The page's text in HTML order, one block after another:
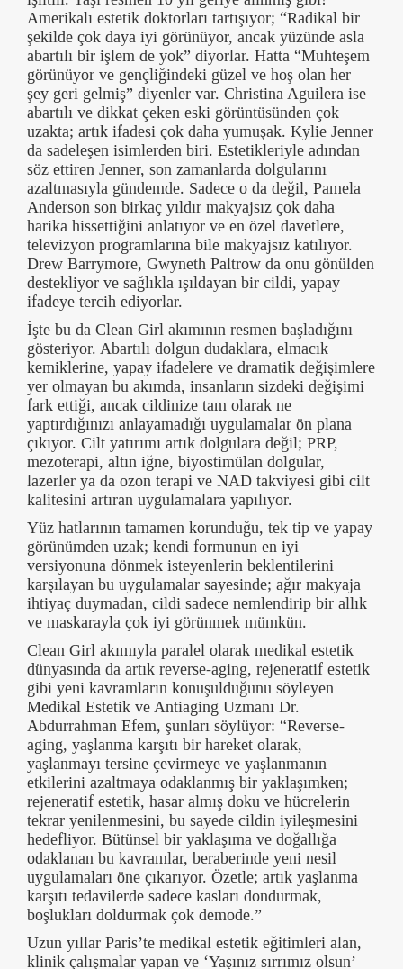
Amerikalı estetik doktorları tartışıyor; “Radikal bir
şekilde çok daya iyi görünüyor, ancak yüzünde asla
abartılı bir işlem de yok” diyorlar. Hatta “Muhteşem
görünüyor ve gençliğindeki güzel ve hoş olan her
şey geri gelmiş” diyenler var. Christina Aguilera ise
abartılı ve dikkat çeken eski görüntüsünden çok
uzakta; artık ifadesi çok daha yumuşak. Kylie Jenner
da sadeleşen isimlerden biri. Estetikleriyle adından
söz ettiren Jenner, son zamanlarda dolgularını
azaltmasıyla gündemde. Sadece o da değil, Pamela
Anderson son birkaç yıldır makyajsız çok daha
harika hissettiğini anlatıyor ve en özel davetlere,
televizyon programlarına bile makyajsız katılıyor.
Drew Barrymore, Gwyneth Paltrow da onu gönülden
destekliyor ve sağlıkla ışıldayan bir cildi, yapay
ifadeye tercih ediyorlar.
İşte bu da Clean Girl akımının resmen başladığını
gösteriyor. Abartılı dolgun dudaklara, elmacık
kemiklerine, yapay ifadelere ve dramatik değişimlere
yer olmayan bu akımda, insanların sizdeki değişimi
fark ettiği, ancak cildinize tam olarak ne
yaptırdığınızı anlayamadığı uygulamalar ön plana
çıkıyor. Cilt yatırımı artık dolgulara değil; PRP,
mezoterapi, altın iğne, biyostimülan dolgular,
lazerler ya da ozon terapi ve NAD takviyesi gibi cilt
kalitesini artıran uygulamalara yapılıyor.
Yüz hatlarının tamamen korunduğu, tek tip ve yapay
görünümden uzak; kendi formunun en iyi
versiyonuna dönmek isteyenlerin beklentilerini
karşılayan bu uygulamalar sayesinde; ağır makyaja
ihtiyaç duymadan, cildi sadece nemlendirip bir allık
ve maskarayla çok iyi görünmek mümkün.
Clean Girl akımıyla paralel olarak medikal estetik
dünyasında da artık reverse-aging, rejeneratif estetik
gibi yeni kavramların konuşulduğunu söyleyen
Medikal Estetik ve Antiaging Uzmanı Dr.
Abdurrahman Efem, şunları söylüyor: “Reverse-
aging, yaşlanma karşıtı bir hareket olarak,
yaşlanmayı tersine çevirmeye ve yaşlanmanın
etkilerini azaltmaya odaklanmış bir yaklaşımken;
rejeneratif estetik, hasar almış doku ve hücrelerin
tekrar yenilenmesini, bu sayede cildin iyileşmesini
hedefliyor. Bütünsel bir yaklaşıma ve doğallığa
odaklanan bu kavramlar, beraberinde yeni nesil
uygulamaları öne çıkarıyor. Özetle; artık yaşlanma
karşıtı tedavilerde sadece kasları dondurmak,
boşlukları doldurmak çok demode.”
Uzun yıllar Paris’te medikal estetik eğitimleri alan,
klinik çalışmalar yapan ve ‘Yaşınız sırrımız olsun’